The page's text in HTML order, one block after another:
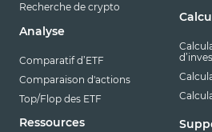
Recherche de crypto
Analyse
Comparatif d’ETF
Comparaison d'actions
Top/Flop des ETF
Ressources